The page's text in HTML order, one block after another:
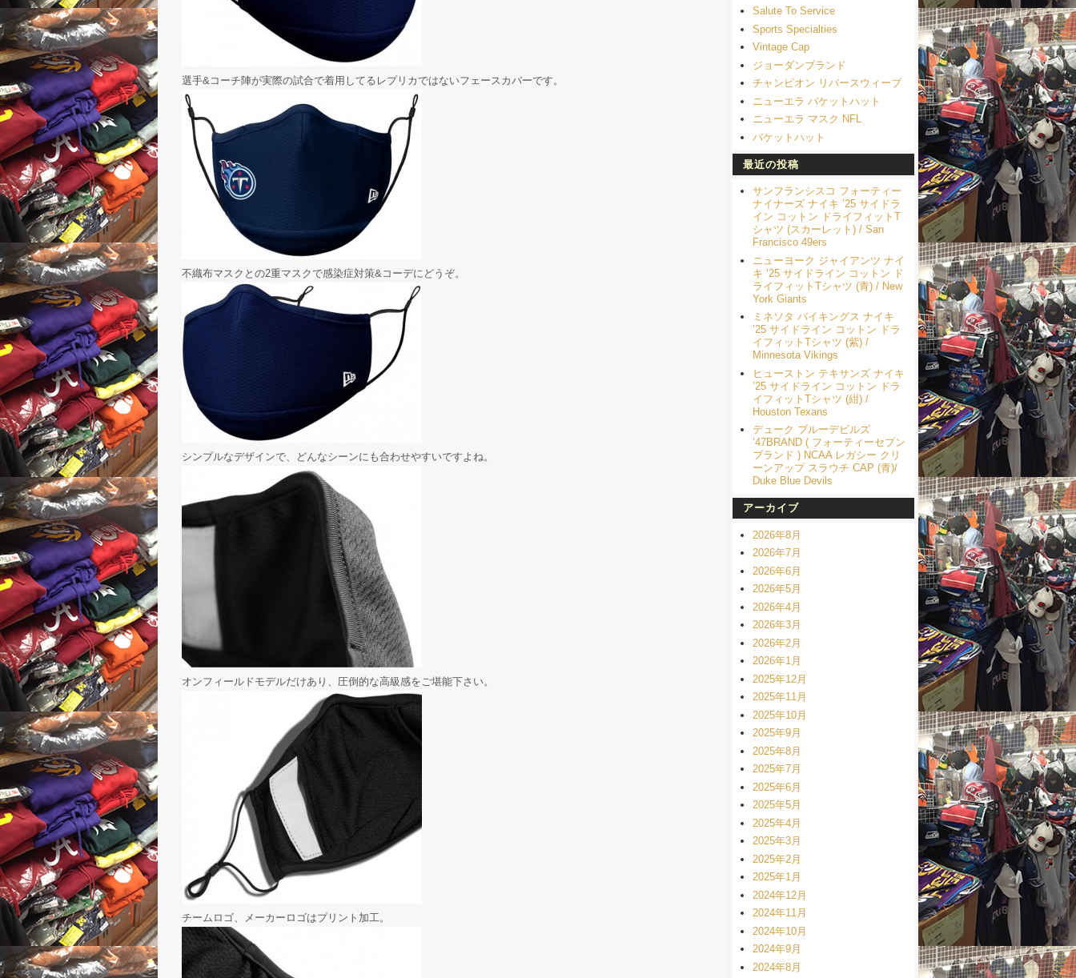
選手&コーチ陣が実際の試合で着用してるレプリカではないフェースカバーです。
不織布マスクとの2重マスクで感染症対策&コーデにどうぞ。
シンプルなデザインで、どんなシーンにも合わせやすいですよね。
オンフィールドモデルだけあり、圧倒的な高級感をご堪能下さい。
チームロゴ、メーカーロゴはプリント加工。
Salute To Service
Sports Specialties
Vintage Cap
ジョーダンブランド
チャンピオン リバースウィーブ
ニューエラ バケットハット
ニューエラ マスク NFL
バケットハット
最近の投稿
サンフランシスコ フォーティー
ナイナーズ ナイキ ’25 サイドラ
イン コットン ドライフィットT
シャツ (スカーレット) / San
Francisco 49ers
ニューヨーク ジャイアンツ ナイ
キ ’25 サイドライン コットン ド
ライフィットTシャツ (青) / New
York Giants
ミネソタ バイキングス ナイキ
’25 サイドライン コットン ドラ
イフィットTシャツ (紫) /
Minnesota Vikings
ヒューストン テキサンズ ナイキ
’25 サイドライン コットン ドラ
イフィットTシャツ (紺) /
Houston Texans
デューク ブルーデビルズ
’47BRAND ( フォーティーセブン
ブランド ) NCAA レガシー クリ
ーンアップ スラウチ CAP (青)/
Duke Blue Devils
アーカイブ
2026年8月
2026年7月
2026年6月
2026年5月
2026年4月
2026年3月
2026年2月
2026年1月
2025年12月
2025年11月
2025年10月
2025年9月
2025年8月
2025年7月
2025年6月
2025年5月
2025年4月
2025年3月
2025年2月
2025年1月
2024年12月
2024年11月
2024年10月
2024年9月
2024年8月